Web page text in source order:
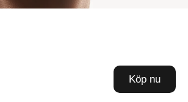
Köp nu